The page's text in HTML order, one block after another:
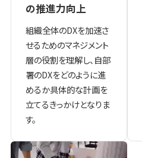
の推進力向上
組織全体のDXを加速さ
せるためのマネジメント
層の役割を理解し、自部
署のDXをどのように進
めるか具体的な計画を
立てるきっかけとなりま
す。